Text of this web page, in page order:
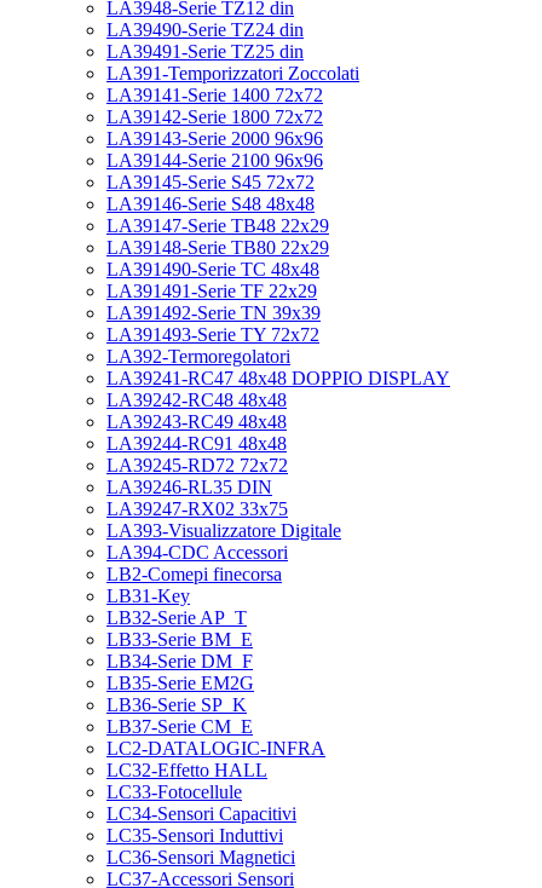
LA3948-Serie TZ12 din
LA39490-Serie TZ24 din
LA39491-Serie TZ25 din
LA391-Temporizzatori Zoccolati
LA39141-Serie 1400 72x72
LA39142-Serie 1800 72x72
LA39143-Serie 2000 96x96
LA39144-Serie 2100 96x96
LA39145-Serie S45 72x72
LA39146-Serie S48 48x48
LA39147-Serie TB48 22x29
LA39148-Serie TB80 22x29
LA391490-Serie TC 48x48
LA391491-Serie TF 22x29
LA391492-Serie TN 39x39
LA391493-Serie TY 72x72
LA392-Termoregolatori
LA39241-RC47 48x48 DOPPIO DISPLAY
LA39242-RC48 48x48
LA39243-RC49 48x48
LA39244-RC91 48x48
LA39245-RD72 72x72
LA39246-RL35 DIN
LA39247-RX02 33x75
LA393-Visualizzatore Digitale
LA394-CDC Accessori
LB2-Comepi finecorsa
LB31-Key
LB32-Serie AP_T
LB33-Serie BM_E
LB34-Serie DM_F
LB35-Serie EM2G
LB36-Serie SP_K
LB37-Serie CM_E
LC2-DATALOGIC-INFRA
LC32-Effetto HALL
LC33-Fotocellule
LC34-Sensori Capacitivi
LC35-Sensori Induttivi
LC36-Sensori Magnetici
LC37-Accessori Sensori